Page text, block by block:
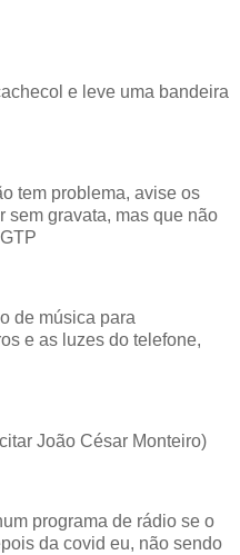
e leve uma bandeira
tem problema, avise os
sem gravata, mas que não
de música para
e as luzes do telefone,
João César Monteiro)
programa de rádio se o
da covid eu, não sendo